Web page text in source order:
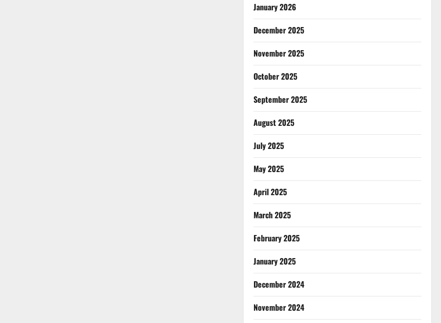
January 2026
December 2025
November 2025
October 2025
September 2025
August 2025
July 2025
May 2025
April 2025
March 2025
February 2025
January 2025
December 2024
November 2024